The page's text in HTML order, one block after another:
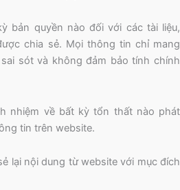
bản quyền nào đối với các tài liệu,
chia sẻ. Mọi thông tin chỉ mang
sót và không đảm bảo tính chính
nhiệm về bất kỳ tổn thất nào phát
tin trên website.
lại nội dung từ website với mục đích